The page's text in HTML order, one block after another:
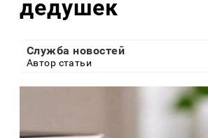
дедушек
Служба новостей
Автор статьи